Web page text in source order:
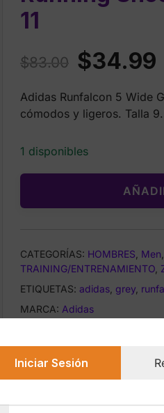
11
$83.00 Original
was:
$34.99
Adidas Runfalcon 5 Wide
cómodos y ligeros. Talla
1 disponibles
CATEGORÍAS: HOMBRES Men
TRAINING/ENTRENAMIENTO
ETIQUETAS: adidas grey
MARCA: Adidas
Iniciar Sesión